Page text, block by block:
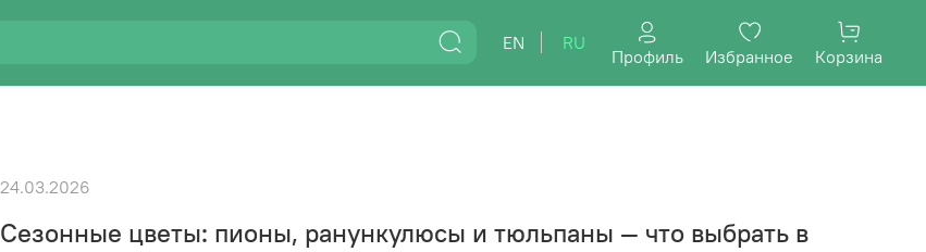
EN RU
Профиль Избранное Корзина
Сезонные цветы: пионы, ранункулюсы и тюльпаны — что выбрать в
24.03.2026